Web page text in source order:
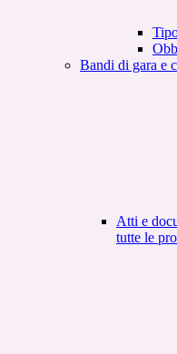
Bandi di gara e
Atti e
tutte le